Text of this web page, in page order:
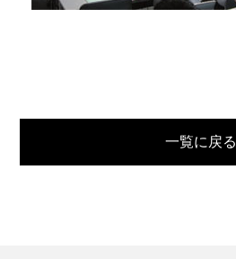
一覧に戻る